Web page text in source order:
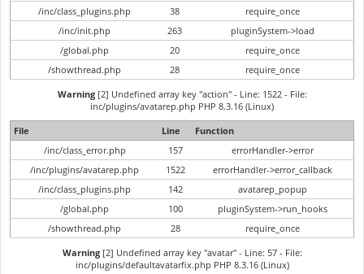
/inc/class_plugins.php
38
require_once
/inc/init.php
263
pluginSystem->load
/global.php
20
require_once
/showthread.php
28
require_once
Warning[2] Undefined array key "action" - Line: 1522 - File:
inc/plugins/avatarep.php PHP 8.3.16 (Linux)
File
Line
Function
/inc/class_error.php
157
errorHandler->error
/inc/plugins/avatarep.php
1522
errorHandler->error_callback
/inc/class_plugins.php
142
avatarep_popup
/global.php
100
pluginSystem->run_hooks
/showthread.php
28
require_once
Warning[2] Undefined array key "avatar" - Line: 57 - File:
inc/plugins/defaultavatarfix.php PHP 8.3.16 (Linux)